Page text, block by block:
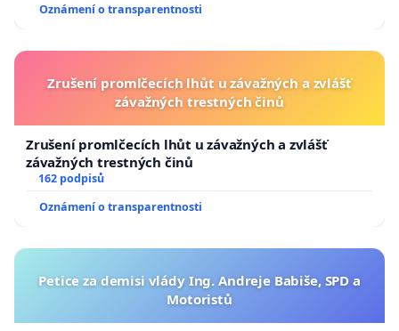
republiky
Oznámení o transparentnosti
Zrušení promlčecích lhůt u závažných a zvlášť
závažných trestných činů
Zrušení promlčecích lhůt u závažných a zvlášť
závažných trestných činů
162 podpisů
Oznámení o transparentnosti
Petice za demisi vlády Ing. Andreje Babiše, SPD a
Motoristů